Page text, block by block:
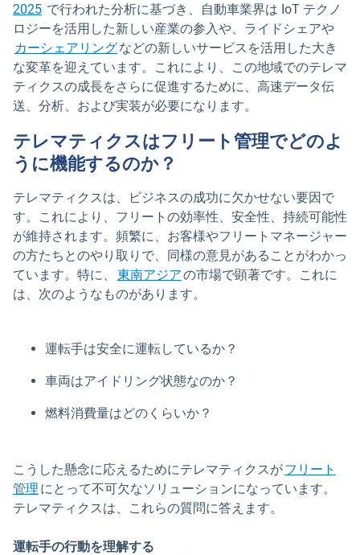
2025新しいウィンドウで開く
で行われた分析に基づき、自動車業界は IoT テクノ
ロジーを活用した新しい産業の参入や、ライドシェアや
カーシェアリングなどの新しいサービスを活用した大き
な変革を迎えています。これにより、この地域でのテレマ
ティクスの成長をさらに促進するために、高速データ伝
送、分析、および実装が必要になります。
テレマティクスはフリート管理でどのよ
うに機能するのか？
テレマティクスは、ビジネスの成功に欠かせない要因で
す。これにより、フリートの効率性、安全性、持続可能性
が維持されます。頻繁に、お客様やフリートマネージャー
の方たちとのやり取りで、同様の意見があることがわかっ
ています。特に、
東南アジアの市場で顕著です。これに
は、次のようなものがあります。
運転手は安全に運転しているか？
車両はアイドリング状態なのか？
燃料消費量はどのくらいか？
こうした懸念に応えるためにテレマティクスがフリート
管理 にとって不可欠なソリューションになっています。
テレマティクスは、これらの質問に答えます。
運転手の行動を理解する